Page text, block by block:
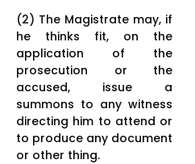
(2) The Magistrate may, if
he thinks fit, on the
application of the
prosecution or the
accused, issue a
summons to any witness
directing him to attend or
to produce any document
or other thing.